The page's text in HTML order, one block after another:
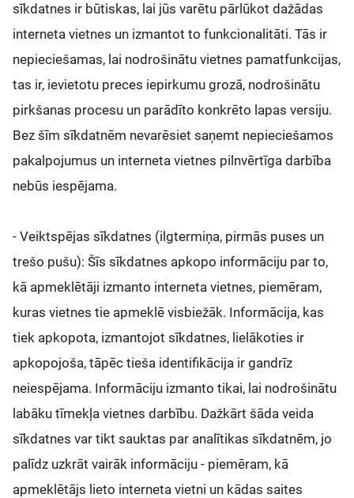
sīkdatnes ir būtiskas, lai jūs varētu pārlūkot dažādas
interneta vietnes un izmantot to funkcionalitāti. Tās ir
nepieciešamas, lai nodrošinātu vietnes pamatfunkcijas,
tas ir, ievietotu preces iepirkumu grozā, nodrošinātu
pirkšanas procesu un parādīto konkrēto lapas versiju.
Bez šīm sīkdatnēm nevarēsiet saņemt nepieciešamos
pakalpojumus un interneta vietnes pilnvērtīga darbība
nebūs iespējama.
- Veiktspējas sīkdatnes (ilgtermiņa, pirmās puses un
trešo pušu): Šīs sīkdatnes apkopo informāciju par to,
kā apmeklētāji izmanto interneta vietnes, piemēram,
kuras vietnes tie apmeklē visbiežāk. Informācija, kas
tiek apkopota, izmantojot sīkdatnes, lielākoties ir
apkopojoša, tāpēc tieša identifikācija ir gandrīz
neiespējama. Informāciju izmanto tikai, lai nodrošinātu
labāku tīmekļa vietnes darbību. Dažkārt šāda veida
sīkdatnes var tikt sauktas par analītikas sīkdatnēm, jo
palīdz uzkrāt vairāk informāciju - piemēram, kā
apmeklētājs lieto interneta vietni un kādas saites